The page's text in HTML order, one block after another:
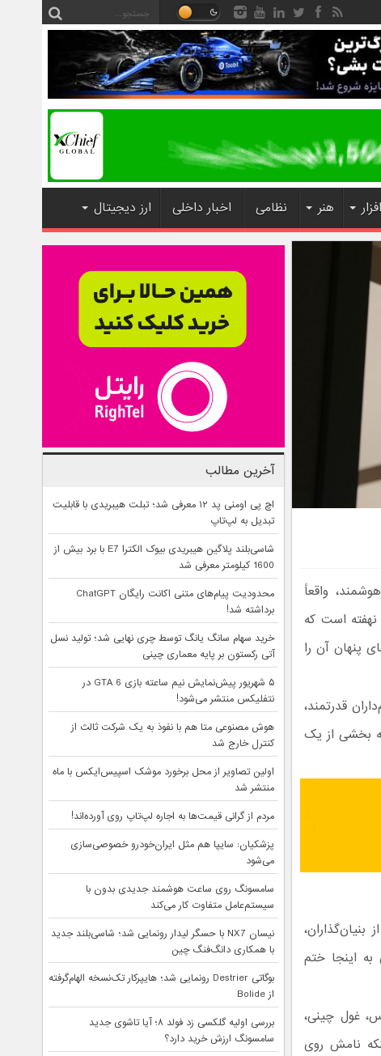
هنر نظامی اخبار داخلی ارز دیجیتال
واقعاً
است که
پنهان آن را
قدرتمند،
بخشی از یک
از بنیان‌گذاران،
اینجا ختم
غول چینی،
نامش روی
آخرین مطالب
اچ پی اومنی پد ۱۲ معرفی شد؛ تبلت هیبریدی با قابلیت
تبدیل به لپ‌تاپ
شاسی‌بلند پلاگین هیبریدی بیوک الکترا E7 با برد بیش از
1600 کیلومتر معرفی شد
محدودیت پیام‌های متنی اکانت رایگان ChatGPT
برداشته شد!
خرید سهام سانگ‌ یانگ توسط چری نهایی شد؛ تولید نسل
آتی رکستون بر پایه معماری چینی
۵ شهریور پیش‌نمایش نیم ساعته بازی GTA 6 در
نتفلیکس منتشر می‌شود!
هوش مصنوعی متا هم با نفوذ به یک شرکت ثالث از
کنترل خارج شد
اولین تصاویر از محل برخورد موشک اسپیس‌ایکس با ماه
منتشر شد
مردم از گرانی قیمت‌ها به اجاره لپ‌تاپ روی آورده‌اند!
پزشکیان: سایپا هم مثل ایران‌خودرو خصوصی‌سازی
می‌شود
سامسونگ روی ساعت هوشمند جدیدی بدون با
سیستم‌عامل متفاوت کار می‌کند
نیسان NX7 با حسگر لیدار رونمایی شد؛ شاسی‌بلند جدید
با همکاری دانگ‌فنگ چین
بوگاتی Destrier رونمایی شد؛ هایپرکار تک‌نسخه الهام‌گرفته
از Bolide
بررسی اولیه گلکسی زد فولد ۸؛ آیا تاشوی جدید
سامسونگ ارزش خرید دارد؟